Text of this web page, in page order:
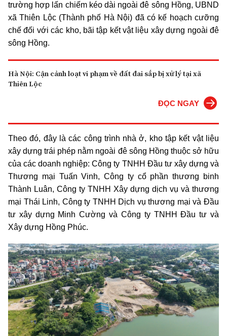
trường hợp lấn chiếm kéo dài ngoài đê sông Hồng, UBND
xã Thiên Lộc (Thành phố Hà Nội) đã có kế hoạch cưỡng
chế đối với các kho, bãi tập kết vật liệu xây dựng ngoài đê
sông Hồng.
Hà Nội: Cận cảnh loạt vi phạm về đất đai sắp bị xử lý tại xã
Thiên Lộc
ĐỌC NGAY
Theo đó, đây là các công trình nhà ở, kho tập kết vật liệu
xây dựng trái phép nằm ngoài đê sông Hồng thuộc sở hữu
của các doanh nghiệp: Công ty TNHH Đầu tư xây dựng và
Thương mại Tuấn Vinh, Công ty cổ phần thương binh
Thành Luân, Công ty TNHH Xây dựng dịch vụ và thương
mại Thái Linh, Công ty TNHH Dịch vụ thương mại và Đầu
tư xây dựng Minh Cường và Công ty TNHH Đầu tư và
Xây dựng Hồng Phúc.